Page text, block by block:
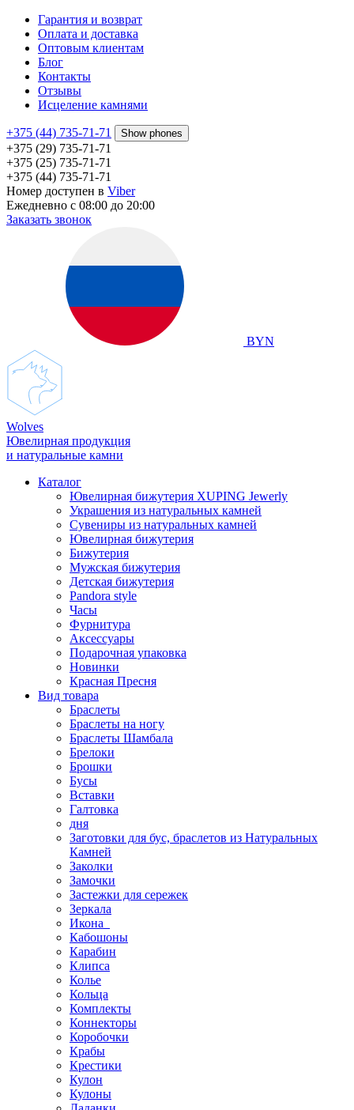
Гарантия и возврат
Оплата и доставка
Оптовым клиентам
Блог
Контакты
Отзывы
Исцеление камнями
+375 (44) 735-71-71 Show phones
+375 (29) 735-71-71
+375 (25) 735-71-71
+375 (44) 735-71-71
Номер доступен в Viber
Ежедневно с 08:00 до 20:00
Заказать звонок
BYN
Wolves
Ювелирная продукция
и натуральные камни
Каталог
Ювелирная бижутерия XUPING Jewerly
Украшения из натуральных камней
Сувениры из натуральных камней
Ювелирная бижутерия
Бижутерия
Мужская бижутерия
Детская бижутерия
Pandora style
Часы
Фурнитура
Аксеcсуары
Подарочная упаковка
Новинки
Красная Пресня
Вид товара
Браслеты
Браслеты на ногу
Браслеты Шамбала
Брелоки
Брошки
Бусы
Вставки
Галтовка
дня
Заготовки для бус, браслетов из Натуральных
Камней
Заколки
Замочки
Застежки для сережек
Зеркала
Икона
Кабошоны
Карабин
Клипса
Колье
Кольца
Комплекты
Коннекторы
Коробочки
Крабы
Крестики
Кулон
Кулоны